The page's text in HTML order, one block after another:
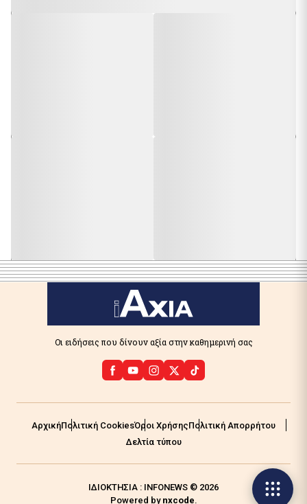
Οι ειδήσεις που δίνουν αξία στην καθημερινή σας
ΑρχικήΠολιτική CookiesΌροι ΧρήσηςΠολιτική Απορρήτου
Δελτία τύπου
ΙΔΙΟΚΤΗΣΙΑ : INFONEWS © 2026
Powered by nxcode.